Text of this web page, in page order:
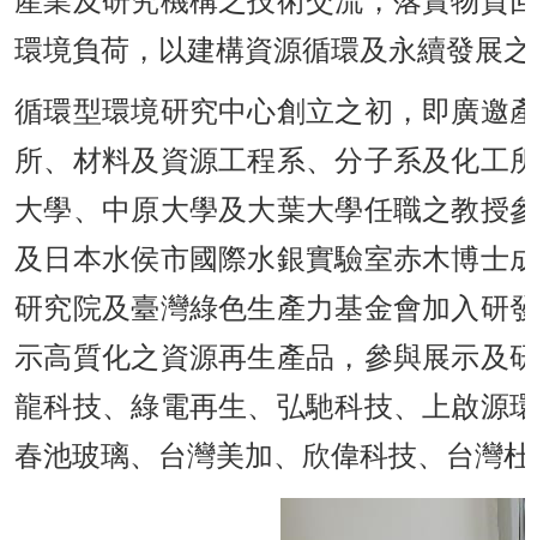
環境負荷，以建構資源循環及永續發展
循環型環境研究中心創立之初，即廣邀
所、材料及資源工程系、分子系及化工
大學、中原大學及大葉大學任職之教授
及日本水侯市國際水銀實驗室赤木博士
研究院及臺灣綠色生產力基金會加入研
示高質化之資源再生產品，參與展示及
龍科技、綠電再生、弘馳科技、上啟源
春池玻璃、台灣美加、欣偉科技、台灣